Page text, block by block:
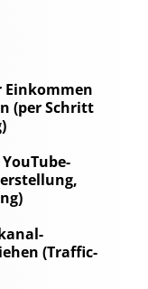
Einkommen
(per Schritt
(Traffic-